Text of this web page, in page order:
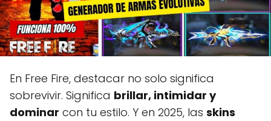
En Free Fire, destacar no solo significa
sobrevivir. Significa brillar, intimidar y
dominar con tu estilo. Y en 2025, las skins